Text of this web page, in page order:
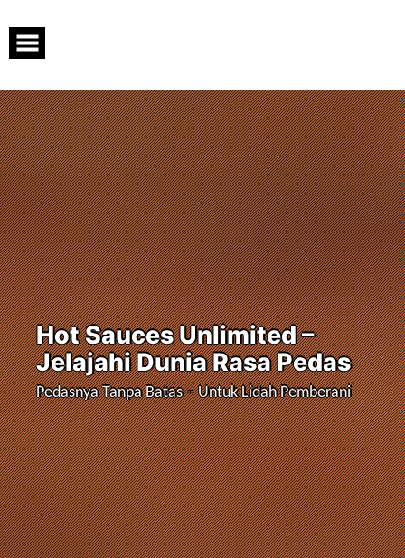
content
Hot Sauces Unlimited –
Jelajahi Dunia Rasa Pedas
Pedasnya Tanpa Batas – Untuk Lidah Pemberani